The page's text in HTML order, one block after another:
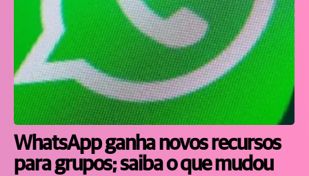
WhatsApp ganha novos recursos
para grupos; saiba o que mudou